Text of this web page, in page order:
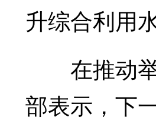
升综合利用
在推动举
部表示，下